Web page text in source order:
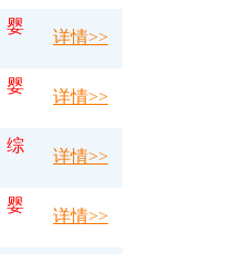
婴
详情>>
婴
详情>>
综
详情>>
婴
详情>>